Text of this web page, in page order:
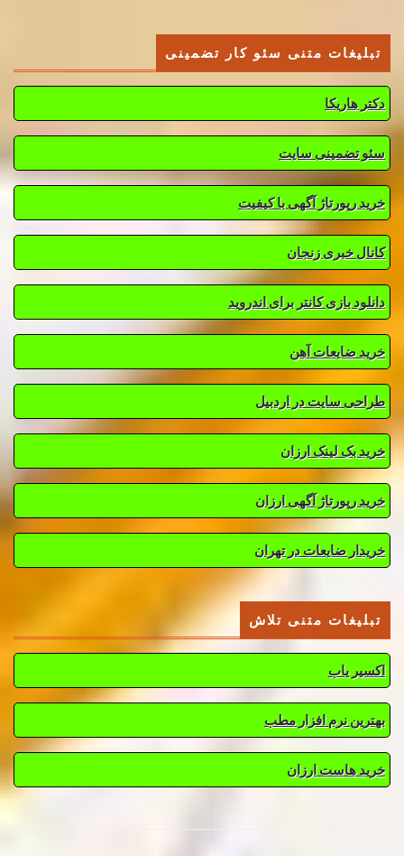
تبلیغات متنی سئو کار تضمینی
دکتر هاریکا
سئو تضمینی سایت
خرید رپورتاژ آگهی با کیفیت
کانال خبری زنجان
دانلود بازی کانتر برای اندروید
خرید ضایعات آهن
طراحی سایت در اردبیل
خرید بک لینک ارزان
خرید رپورتاژ آگهی ارزان
خریدار ضایعات در تهران
تبلیغات متنی تلاش
اکسیر یاب
بهترین نرم افزار مطب
خرید هاست ارزان